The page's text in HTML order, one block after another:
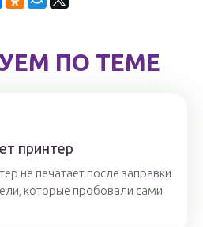
ПО ТЕМЕ
принтер
не печатает после заправки
которые пробовали сами